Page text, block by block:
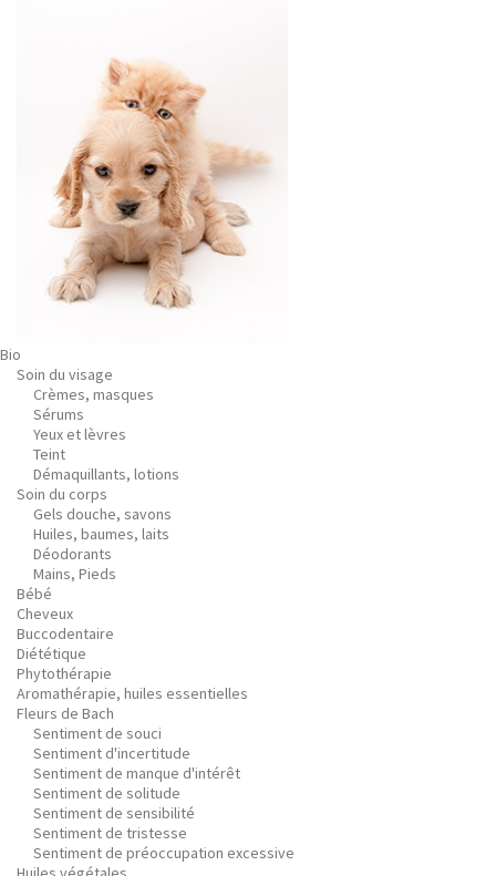
Bio
Soin du visage
Crèmes, masques
Sérums
Yeux et lèvres
Teint
Démaquillants, lotions
Soin du corps
Gels douche, savons
Huiles, baumes, laits
Déodorants
Mains, Pieds
Bébé
Cheveux
Buccodentaire
Diététique
Phytothérapie
Aromathérapie, huiles essentielles
Fleurs de Bach
Sentiment de souci
Sentiment d'incertitude
Sentiment de manque d'intérêt
Sentiment de solitude
Sentiment de sensibilité
Sentiment de tristesse
Sentiment de préoccupation excessive